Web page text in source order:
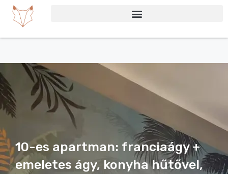
Skip
content
10-es apartman: franciaágy +
emeletes ágy, konyha hűtővel,